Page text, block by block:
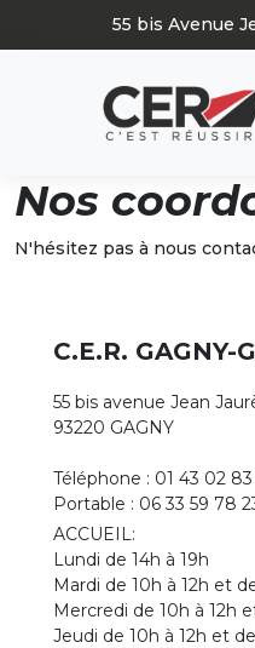
Panneau de gestion des
55 bis Avenue
Nos
N'hésitez pas à nous
C.E.R. GAGNY-
55 bis avenue Jean
93220 GAGNY
Téléphone : 01 43 02
Portable : 06 33 59 78
ACCUEIL:
Lundi de 14h à 19h
Mardi de 10h à 12h et
Mercredi de 10h à 12h
Jeudi de 10h à 12h et